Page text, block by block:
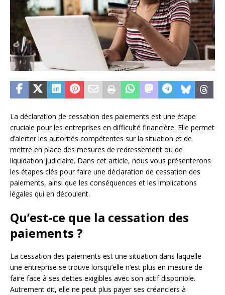
La déclaration de cessation des paiements est une étape
cruciale pour les entreprises en difficulté financière. Elle permet
d’alerter les autorités compétentes sur la situation et de
mettre en place des mesures de redressement ou de
liquidation judiciaire. Dans cet article, nous vous présenterons
les étapes clés pour faire une déclaration de cessation des
paiements, ainsi que les conséquences et les implications
légales qui en découlent.
Qu’est-ce que la cessation des
paiements ?
La cessation des paiements est une situation dans laquelle
une entreprise se trouve lorsqu’elle n’est plus en mesure de
faire face à ses dettes exigibles avec son actif disponible.
Autrement dit, elle ne peut plus payer ses créanciers à